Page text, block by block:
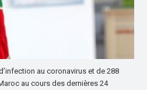
au coronavirus et de 288
au cours des dernières 24